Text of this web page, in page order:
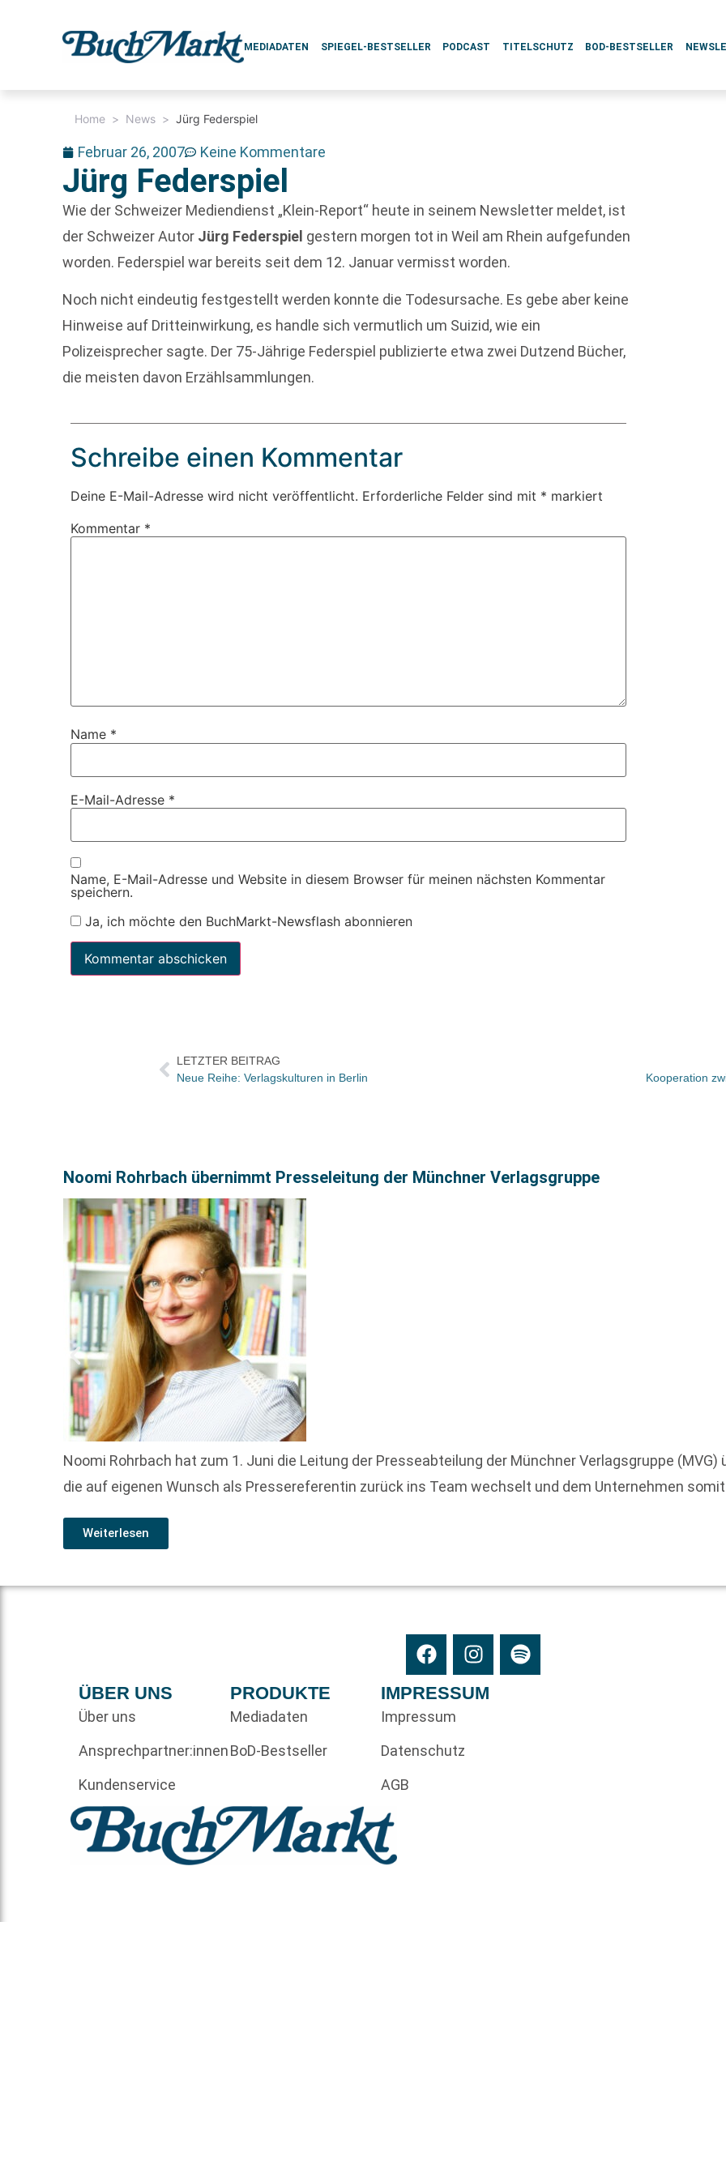
MEDIADATEN SPIEGEL-BESTSELLER PODCAST TITELSCHUTZ BOD-BESTSELLER
Home > News > Jürg Federspiel
Februar 26, 2007 Keine Kommentare
Jürg Federspiel
Wie der Schweizer Mediendienst „Klein-Report“ heute in seinem Newsletter meldet, ist
der Schweizer Autor Jürg Federspiel gestern morgen tot in Weil am Rhein aufgefunden
worden. Federspiel war bereits seit dem 12. Januar vermisst worden.
Noch nicht eindeutig festgestellt werden konnte die Todesursache. Es gebe aber keine
Hinweise auf Dritteinwirkung, es handle sich vermutlich um Suizid, wie ein
Polizeisprecher sagte. Der 75-Jährige Federspiel publizierte etwa zwei Dutzend Bücher,
die meisten davon Erzählsammlungen.
Schreibe einen Kommentar
Deine E-Mail-Adresse wird nicht veröffentlicht. Erforderliche Felder sind mit * markiert
Kommentar *
Name *
E-Mail-Adresse *
Name, E-Mail-Adresse und Website in diesem Browser für meinen nächsten Kommentar
speichern.
Ja, ich möchte den BuchMarkt-Newsflash abonnieren
LETZTER BEITRAG
Neue Reihe: Verlagskulturen in Berlin
Kooperation
Noomi Rohrbach übernimmt Presseleitung der Münchner Verlagsgruppe
Noomi Rohrbach hat zum 1. Juni die Leitung der Presseabteilung der Münchner Verlagsgruppe
die auf eigenen Wunsch als Pressereferentin zurück ins Team wechselt und dem Unternehmen
Weiterlesen
ÜBER UNS
Über uns
Ansprechpartner:innen
Kundenservice
PRODUKTE
Mediadaten
BoD-Bestseller
IMPRESSUM
Impressum
Datenschutz
AGB